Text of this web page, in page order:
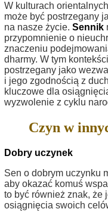
W kulturach
może być postrzegany
na nasze życie. Sennik
przypomnienie o
znaczeniu
dharmy. W tym
postrzegany jako
i jego zgodnością z
kluczowe dla
wyzwolenie z cyklu
Czyn w
Dobry uczynek
Sen o dobrym uczynku
aby okazać komuś
to być również znak, że
osiągnięcia swoich